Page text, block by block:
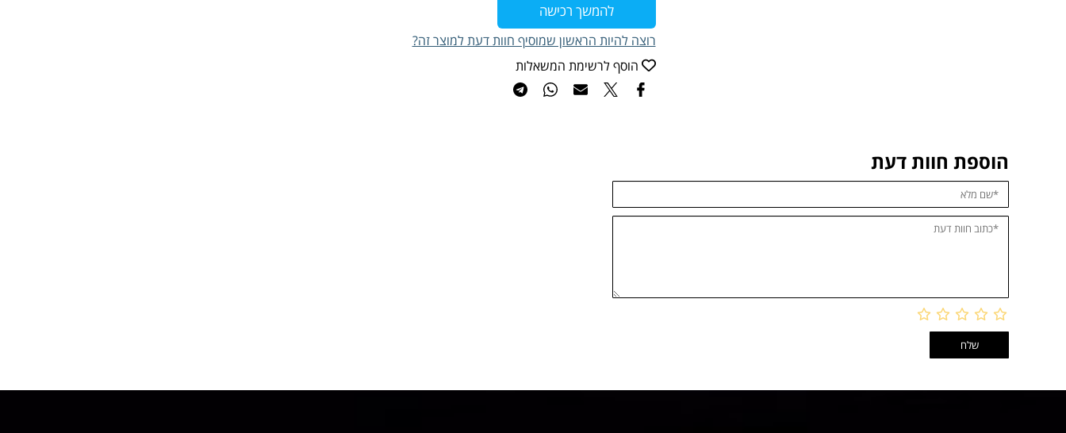
להמשך רכישה
רוצה להיות הראשון שמוסיף חוות דעת למוצר זה?
הוסף לרשימת המשאלות
הוספת חוות דעת